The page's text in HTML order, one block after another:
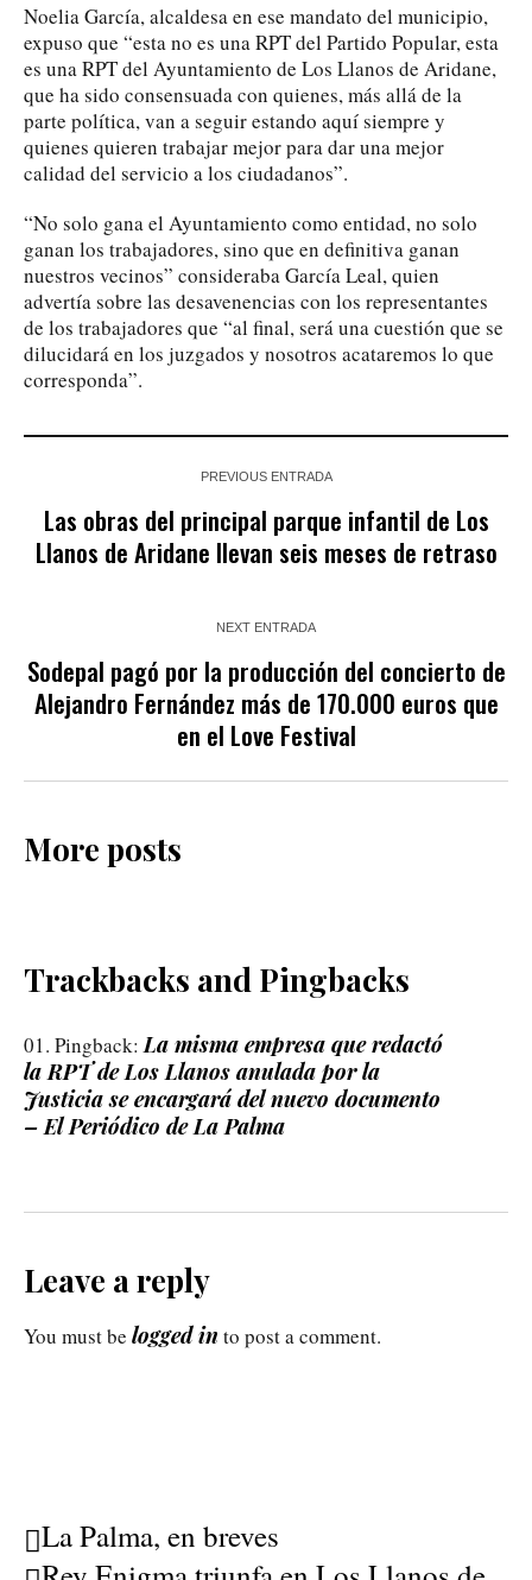
Noelia García, alcaldesa en ese mandato del municipio,
expuso que “esta no es una RPT del Partido Popular, esta
es una RPT del Ayuntamiento de Los Llanos de Aridane,
que ha sido consensuada con quienes, más allá de la
parte política, van a seguir estando aquí siempre y
quienes quieren trabajar mejor para dar una mejor
calidad del servicio a los ciudadanos”.
“No solo gana el Ayuntamiento como entidad, no solo
ganan los trabajadores, sino que en definitiva ganan
nuestros vecinos” consideraba García Leal, quien
advertía sobre las desavenencias con los representantes
de los trabajadores que “al final, será una cuestión que se
dilucidará en los juzgados y nosotros acataremos lo que
corresponda”.
PREVIOUS ENTRADA
Las obras del principal parque infantil de Los
Llanos de Aridane llevan seis meses de retraso
NEXT ENTRADA
Sodepal pagó por la producción del concierto de
Alejandro Fernández más de 170.000 euros que
en el Love Festival
More posts
Trackbacks and Pingbacks
Pingback: La misma empresa que redactó
la RPT de Los Llanos anulada por la
Justicia se encargará del nuevo documento
– El Periódico de La Palma
Leave a reply
You must be logged in to post a comment.
La Palma, en breves